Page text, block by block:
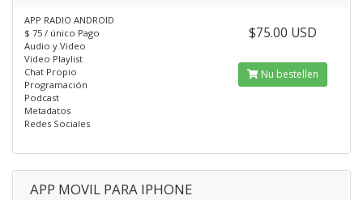
APP RADIO ANDROID
$ 75 / único Pago
Audio y Video
Video Playlist
Chat Propio
Programación
Podcast
Metadatos
Redes Sociales
$75.00 USD
Nu bestellen
APP MOVIL PARA IPHONE